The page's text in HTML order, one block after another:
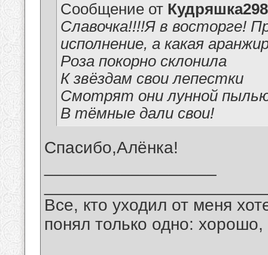
Сообщение от Кудряшка298
Славочка!!!!Я в восторге!
исполнение, а какая
Роза покорно склонила
К звёздам свои лепестки
Смотрят они лунной
В тёмные дали свои!
Спасибо,Алёнка!
Все, кто уходил от меня
понял только одно: